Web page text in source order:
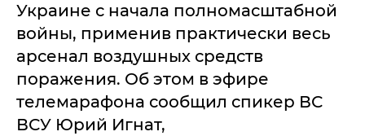
Украине с начала полномасштабной
войны, применив практически весь
арсенал воздушных средств
поражения. Об этом в эфире
телемарафона сообщил спикер ВС
ВСУ Юрий Игнат,